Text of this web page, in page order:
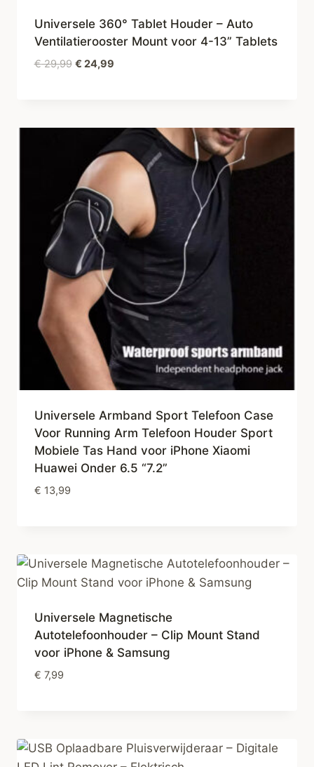
Universele 360° Tablet Houder – Auto
Ventilatierooster Mount voor 4-13” Tablets
€29,99 Oorspronkelijke
€ 24,99Huidige
Universele Armband Sport Telefoon Case
Voor Running Arm Telefoon Houder Sport
Mobiele Tas Hand voor iPhone Xiaomi
Huawei Onder 6.5 “7.2”
€ 13,99
Universele Magnetische
Autotelefoonhouder – Clip Mount Stand
voor iPhone & Samsung
€ 7,99